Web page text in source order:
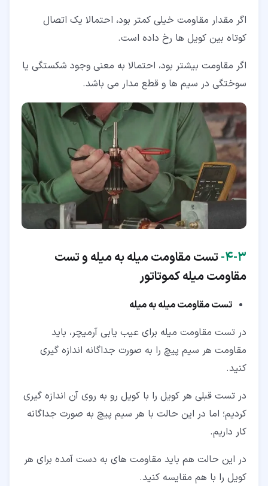
اگر مقدار مقاومت خیلی کمتر بود، احتمالا یک اتصال
کوتاه بین کویل ها رخ داده است.
اگر مقاومت بیشتر بود، احتمالا به معنی وجود شکستگی یا
سوختگی در سیم ها و قطع مدار می باشد.
۳‏-‏۴‏-
تست مقاومت میله به میله و تست
مقاومت میله کموتاتور
تست مقاومت میله به میله
در تست مقاومت میله برای عیب یابی آرمیچر، باید
مقاومت هر سیم پیچ را به صورت جداگانه اندازه گیری
کنید.
در تست قبلی هر کویل را با کویل رو به روی آن اندازه گیری
کردیم؛ اما در این حالت با هر سیم پیچ به صورت جداگانه
کار داریم.
در این حالت هم باید مقاومت های به دست آمده برای هر
کویل را با هم مقایسه کنید.